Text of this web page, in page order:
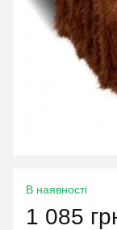
В наявності
1 085